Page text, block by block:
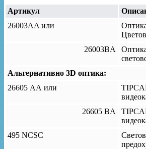
Артикул
26003AA или
26003BA
Альтернативно 3D оптика:
26605 АА или
26605 BA
495 NCSC